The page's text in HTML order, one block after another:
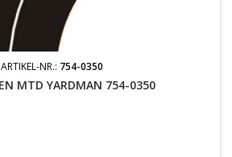
ARTIKEL-NR.: 754-0350
MTD YARDMAN 754-0350